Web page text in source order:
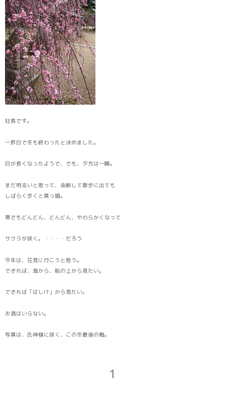
社長です。
一昨日で冬も終わったと決めました。
日が長くなったようで、でも、夕方は一瞬。
まだ明るいと思って、油断して散歩に出ても
しばらく歩くと真っ暗。
寒さもどんどん、どんどん、やわらかくなって
サクラが咲く。・・・・だろう
今年は、花見に行こうと思う。
できれば、海から、船の上から見たい。
できれば「はしけ」から見たい。
お酒はいらない。
写真は、氏神様に咲く、この冬最後の梅。
1